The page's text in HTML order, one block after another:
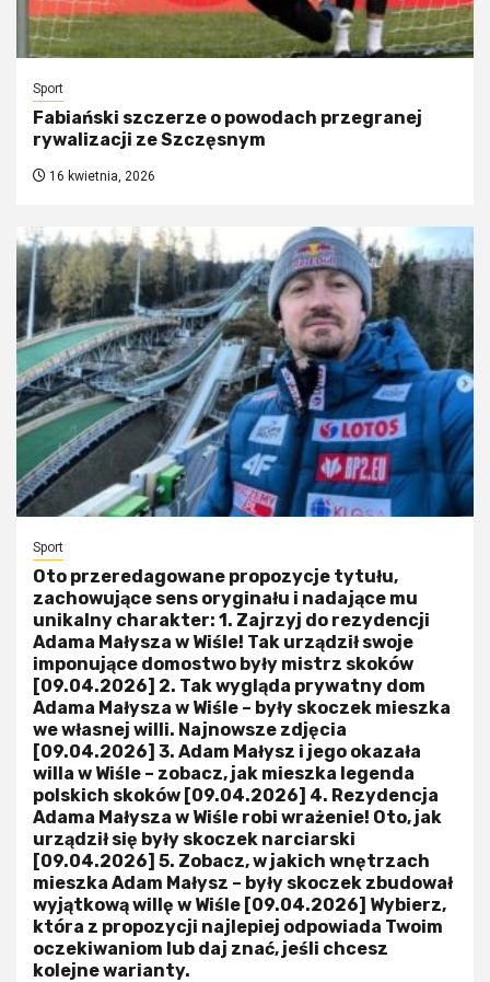
Sport
Fabiański szczerze o powodach przegranej
rywalizacji ze Szczęsnym
16 kwietnia, 2026
Sport
Oto przeredagowane propozycje tytułu,
zachowujące sens oryginału i nadające mu
unikalny charakter: 1. Zajrzyj do rezydencji
Adama Małysza w Wiśle! Tak urządził swoje
imponujące domostwo były mistrz skoków
[09.04.2026] 2. Tak wygląda prywatny dom
Adama Małysza w Wiśle – były skoczek mieszka
we własnej willi. Najnowsze zdjęcia
[09.04.2026] 3. Adam Małysz i jego okazała
willa w Wiśle – zobacz, jak mieszka legenda
polskich skoków [09.04.2026] 4. Rezydencja
Adama Małysza w Wiśle robi wrażenie! Oto, jak
urządził się były skoczek narciarski
[09.04.2026] 5. Zobacz, w jakich wnętrzach
mieszka Adam Małysz – były skoczek zbudował
wyjątkową willę w Wiśle [09.04.2026] Wybierz,
która z propozycji najlepiej odpowiada Twoim
oczekiwaniom lub daj znać, jeśli chcesz
kolejne warianty.